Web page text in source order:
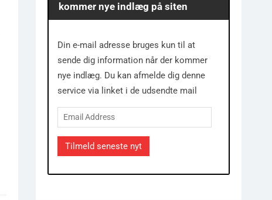
kommer nye indlæg på siten
Din e-mail adresse bruges kun til at
sende dig information når der kommer
nye indlæg. Du kan afmelde dig denne
service via linket i de udsendte mail
Email
Address
Tilmeld seneste nyt